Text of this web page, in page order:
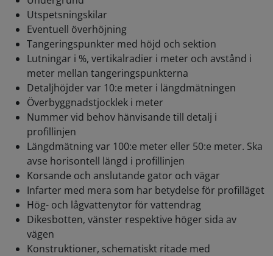
Utspetsningskilar
Eventuell överhöjning
Tangeringspunkter med höjd och sektion
Lutningar i %, vertikalradier i meter och avstånd i
meter mellan tangeringspunkterna
Detaljhöjder var 10:e meter i längdmätningen
Överbyggnadstjocklek i meter
Nummer vid behov hänvisande till detalj i
profillinjen
Längdmätning var 100:e meter eller 50:e meter. Ska
avse horisontell längd i profillinjen
Korsande och anslutande gator och vägar
Infarter med mera som har betydelse för profilläget
Hög- och lågvattenytor för vattendrag
Dikesbotten, vänster respektive höger sida av
vägen
Konstruktioner, schematiskt ritade med